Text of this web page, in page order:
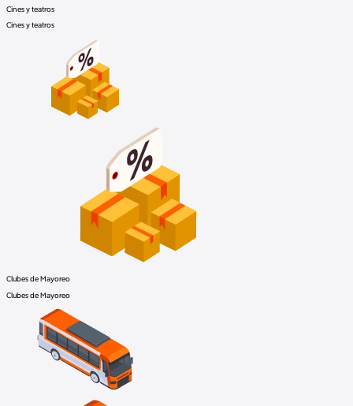
Cines y teatros
Cines y teatros
Clubes de Mayoreo
Clubes de Mayoreo